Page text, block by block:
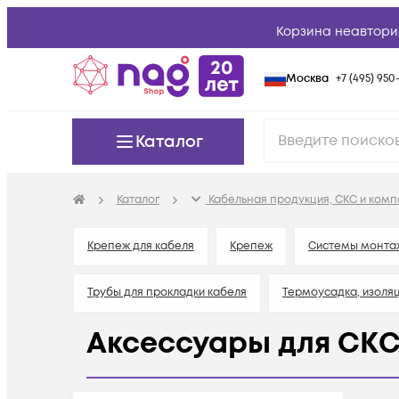
Корзина
Москва +7 (495) 950-
Каталог
Каталог Кабельная продукция, СКС и
Крепеж для кабеля Крепеж Системы
Трубы для прокладки кабеля Термоусадка,
Аксессуары для